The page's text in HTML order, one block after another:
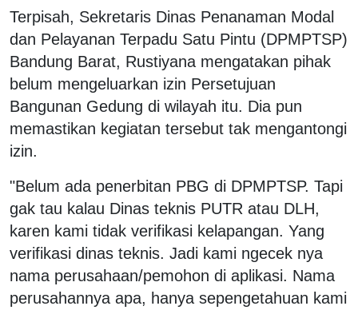
Terpisah, Sekretaris Dinas Penanaman Modal
dan Pelayanan Terpadu Satu Pintu (DPMPTSP)
Bandung Barat, Rustiyana mengatakan pihak
belum mengeluarkan izin Persetujuan
Bangunan Gedung di wilayah itu. Dia pun
memastikan kegiatan tersebut tak mengantongi
izin.
"Belum ada penerbitan PBG di DPMPTSP. Tapi
gak tau kalau Dinas teknis PUTR atau DLH,
karen kami tidak verifikasi kelapangan. Yang
verifikasi dinas teknis. Jadi kami ngecek nya
nama perusahaan/pemohon di aplikasi. Nama
perusahannya apa, hanya sepengetahuan kami